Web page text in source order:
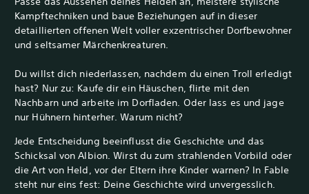
Kampftechniken und baue Beziehungen auf in dieser
detaillierten offenen Welt voller exzentrischer Dorfbewohner
und seltsamer Märchenkreaturen.
Du willst dich niederlassen, nachdem du einen Troll erledigt
hast? Nur zu: Kaufe dir ein Häuschen, flirte mit den
Nachbarn und arbeite im Dorfladen. Oder lass es und jage
nur Hühnern hinterher. Warum nicht?
Jede Entscheidung beeinflusst die Geschichte und das
Schicksal von Albion. Wirst du zum strahlenden Vorbild oder
die Art von Held, vor der Eltern ihre Kinder warnen? In Fable
steht nur eins fest: Deine Geschichte wird unvergesslich.